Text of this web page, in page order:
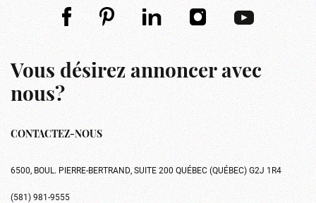
Vous désirez annoncer avec
nous?
CONTACTEZ-NOUS
6500, BOUL. PIERRE-BERTRAND, SUITE 200 QUÉBEC (QUÉBEC) G2J 1R4
(581) 981-9555